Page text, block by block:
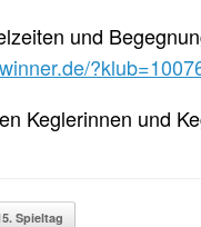
und
Keglerinnen und
Spieltag